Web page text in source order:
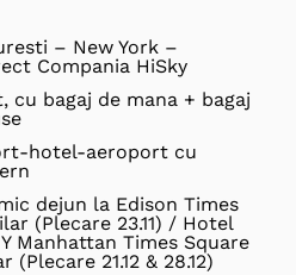
– New York –
Compania HiSky
cu bagaj de mana + bagaj
hotel-aeroport cu
dejun la Edison Times
(Plecare 23.11) / Hotel
Manhattan Times Square
21.12 & 28.12)